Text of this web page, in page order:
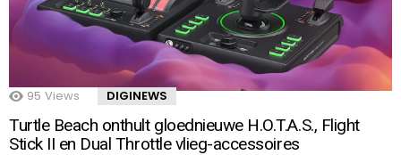
95 Views DIGINEWS
Turtle Beach onthult gloednieuwe H.O.T.A.S., Flight
Stick II en Dual Throttle vlieg-accessoires